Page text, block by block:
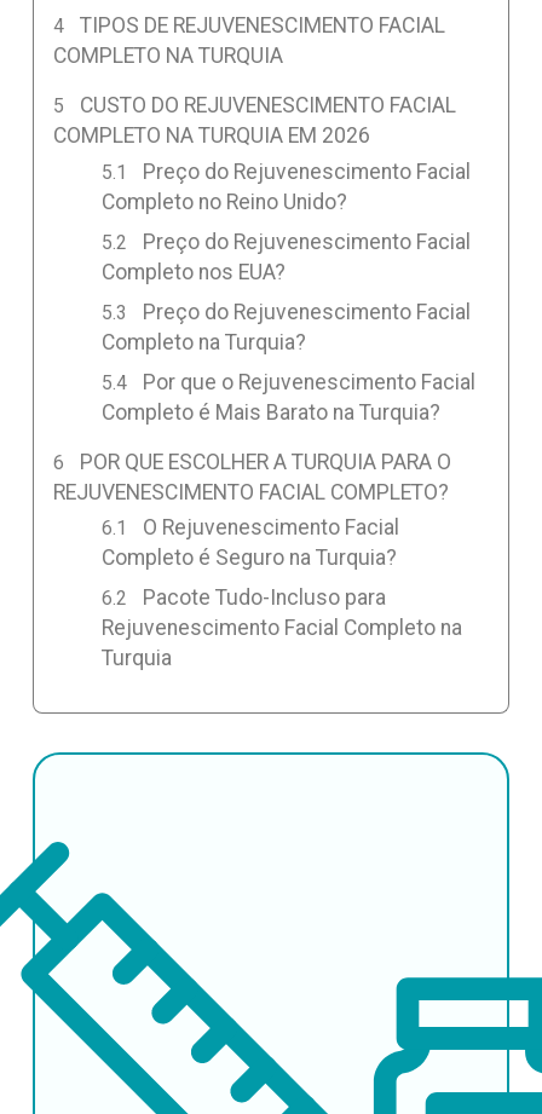
TIPOS DE REJUVENESCIMENTO FACIAL
COMPLETO NA TURQUIA
CUSTO DO REJUVENESCIMENTO FACIAL
COMPLETO NA TURQUIA EM 2026
Preço do Rejuvenescimento Facial
Completo no Reino Unido?
Preço do Rejuvenescimento Facial
Completo nos EUA?
Preço do Rejuvenescimento Facial
Completo na Turquia?
Por que o Rejuvenescimento Facial
Completo é Mais Barato na Turquia?
POR QUE ESCOLHER A TURQUIA PARA O
REJUVENESCIMENTO FACIAL COMPLETO?
O Rejuvenescimento Facial
Completo é Seguro na Turquia?
Pacote Tudo-Incluso para
Rejuvenescimento Facial Completo na
Turquia